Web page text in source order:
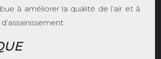
à améliorer la qualité de l’air et à